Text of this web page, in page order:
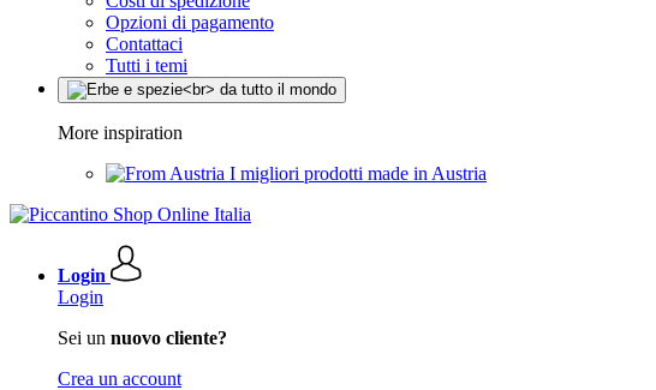
Opzioni di pagamento
Contattaci
Tutti i temi
More inspiration
I migliori prodotti made in Austria
Login
Login
Sei un nuovo cliente?
Crea un account